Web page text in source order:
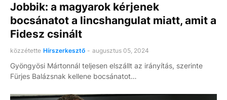
Jobbik: a magyarok kérjenek
bocsánatot a lincshangulat miatt, amit a
Fidesz csinált
közzétette Hírszerkesztő - augusztus 05, 2024
Gyöngyösi Mártonnál teljesen elszállt az irányítás, szerinte
Fürjes Balázsnak kellene bocsánatot…